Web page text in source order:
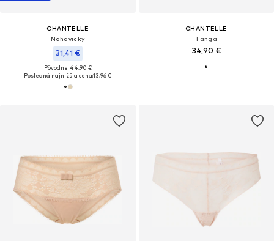
CHANTELLE
Nohavičky
31,41 €
Pôvodne: 44,90 €
Posledná najnižšia cena:13,96 €
CHANTELLE
Tangá
34,90 €